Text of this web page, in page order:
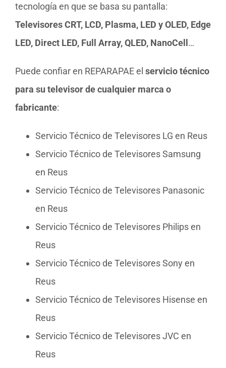
tecnología en que se basa su pantalla:
Televisores CRT, LCD, Plasma, LED y OLED, Edge
LED, Direct LED, Full Array, QLED, NanoCell…
Puede confiar en REPARAPAE el servicio técnico
para su televisor de cualquier marca o
fabricante:
Servicio Técnico de Televisores LG en Reus
Servicio Técnico de Televisores Samsung
en Reus
Servicio Técnico de Televisores Panasonic
en Reus
Servicio Técnico de Televisores Philips en
Reus
Servicio Técnico de Televisores Sony en
Reus
Servicio Técnico de Televisores Hisense en
Reus
Servicio Técnico de Televisores JVC en
Reus